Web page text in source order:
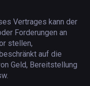
Vertrages kann der
Forderungen an
stellen,
auf die
Geld, Bereitstellung